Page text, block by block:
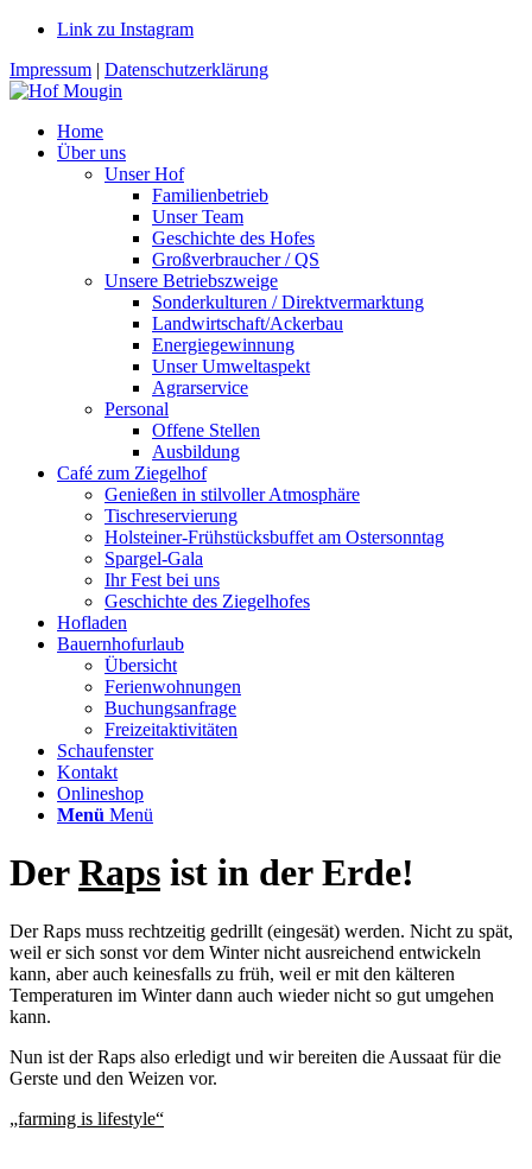
Link zu Instagram
Impressum | Datenschutzerklärung
Home
Über uns
Unser Hof
Familienbetrieb
Unser Team
Geschichte des Hofes
Großverbraucher / QS
Unsere Betriebszweige
Sonderkulturen / Direktvermarktung
Landwirtschaft/Ackerbau
Energiegewinnung
Unser Umweltaspekt
Agrarservice
Personal
Offene Stellen
Ausbildung
Café zum Ziegelhof
Genießen in stilvoller Atmosphäre
Tischreservierung
Holsteiner-Frühstücksbuffet am Ostersonntag
Spargel-Gala
Ihr Fest bei uns
Geschichte des Ziegelhofes
Hofladen
Bauernhofurlaub
Übersicht
Ferienwohnungen
Buchungsanfrage
Freizeitaktivitäten
Schaufenster
Kontakt
Onlineshop
Menü Menü
DerRaps ist in der Erde!
Der Raps muss rechtzeitig gedrillt (eingesät) werden. Nicht zu spät,
weil er sich sonst vor dem Winter nicht ausreichend entwickeln
kann, aber auch keinesfalls zu früh, weil er mit den kälteren
Temperaturen im Winter dann auch wieder nicht so gut umgehen
kann.
Nun ist der Raps also erledigt und wir bereiten die Aussaat für die
Gerste und den Weizen vor.
„farming is lifestyle“